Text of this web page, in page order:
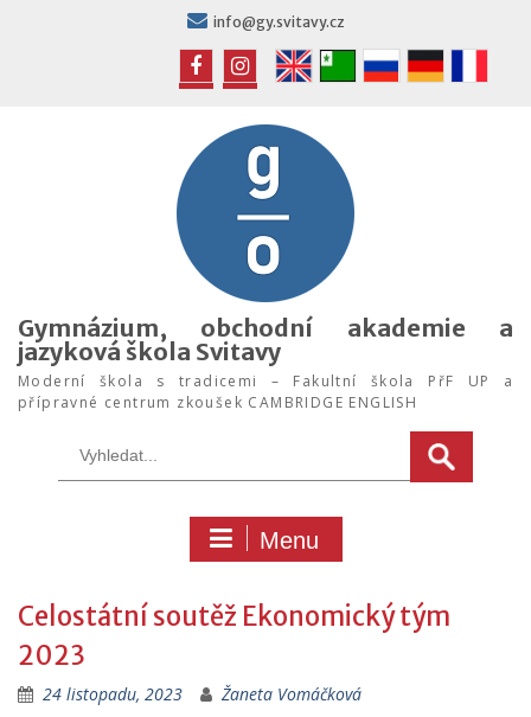
info@gy.svitavy.cz
FB IG
Gymnázium, obchodní akademie a
jazyková škola Svitavy
Moderní škola s tradicemi – Fakultní škola PřF UP a
přípravné centrum zkoušek CAMBRIDGE ENGLISH
Menu
Celostátní soutěž Ekonomický tým
2023
24 listopadu, 2023 Žaneta Vomáčková